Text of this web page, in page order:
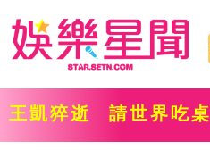
王凱猝逝 請世界吃桌